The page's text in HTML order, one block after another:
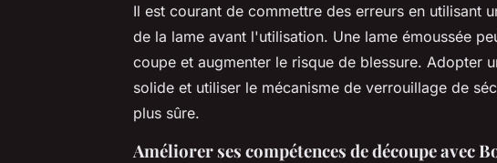
Il est courant de commettre des erreurs en utilisant
de la lame avant l'utilisation. Une lame émoussée
coupe et augmenter le risque de blessure. Adopter
solide et utiliser le mécanisme de verrouillage de
plus sûre.
Améliorer ses compétences de découpe avec